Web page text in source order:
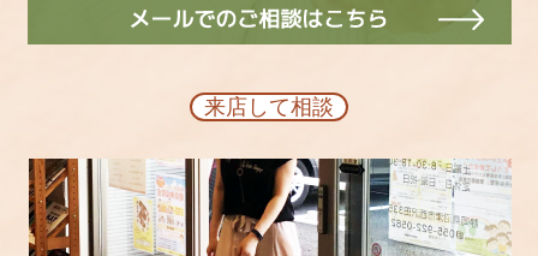
来店して相談